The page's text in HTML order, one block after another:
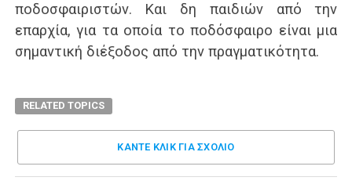
ποδοσφαιριστών. Και δη παιδιών από την
επαρχία, για τα οποία το ποδόσφαιρο είναι μια
σημαντική διέξοδος από την πραγματικότητα.
RELATED TOPICS
ΚΑΝΤΕ ΚΛΊΚ ΓΙΑ ΣΧΌΛΙΟ